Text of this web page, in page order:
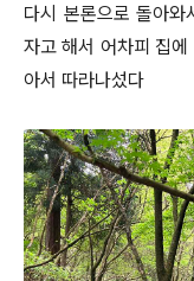
다시 본론으로 돌아
자고 해서 어차피 집
아서 따라나섰다